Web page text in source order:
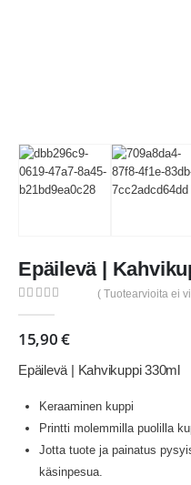
Epäilevä |
( Tuotearvioita ei
15,90€
Epäilevä | Kahvikuppi 330ml
Keraaminen kuppi
Printti molemmilla puolilla
Jotta tuote ja painatus
käsinpesua.